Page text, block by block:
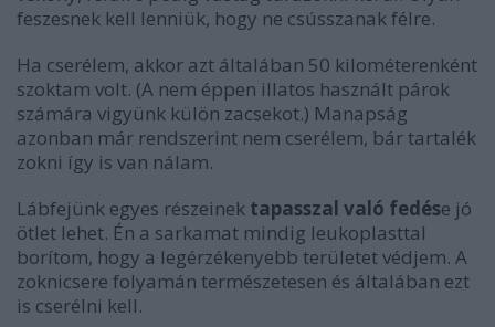
feszesnek kell lenniük, hogy ne csússzanak félre.
Ha cserélem, akkor azt általában 50 kilométerenként
szoktam volt. (A nem éppen illatos használt párok
számára vigyünk külön zacsekot.) Manapság
azonban már rendszerint nem cserélem, bár tartalék
zokni így is van nálam.
Lábfejünk egyes részeinek tapasszal való fedése jó
ötlet lehet. Én a sarkamat mindig leukoplasttal
borítom, hogy a legérzékenyebb területet védjem. A
zoknicsere folyamán természetesen és általában ezt
is cserélni kell.